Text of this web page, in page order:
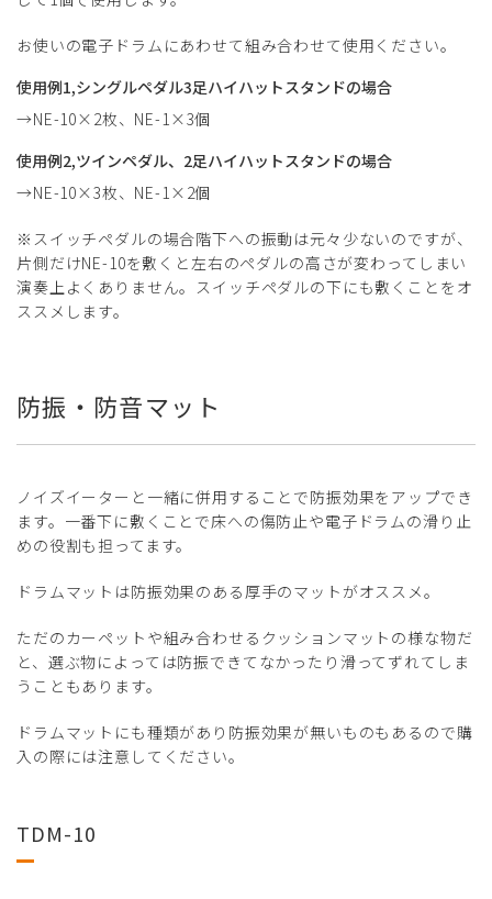
お使いの電子ドラムにあわせて組み合わせて使用ください。
使用例1,シングルペダル3足ハイハットスタンドの場合
→NE-10×2枚、NE-1×3個
使用例2,ツインペダル、2足ハイハットスタンドの場合
→NE-10×3枚、NE-1×2個
※スイッチペダルの場合階下への振動は元々少ないのですが、
片側だけNE-10を敷くと左右のペダルの高さが変わってしまい
演奏上よくありません。スイッチペダルの下にも敷くことをオ
ススメします。
防振・防音マット
ノイズイーターと一緒に併用することで防振効果をアップでき
ます。一番下に敷くことで床への傷防止や電子ドラムの滑り止
めの役割も担ってます。
ドラムマットは防振効果のある厚手のマットがオススメ。
ただのカーペットや組み合わせるクッションマットの様な物だ
と、選ぶ物によっては防振できてなかったり滑ってずれてしま
うこともあります。
ドラムマットにも種類があり防振効果が無いものもあるので購
入の際には注意してください。
TDM-10